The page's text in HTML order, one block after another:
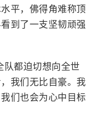
平，佛得角难称顶
到了一支坚韧顽强
都迫切想向全世
我们无比自豪。我
们也会为心中目标